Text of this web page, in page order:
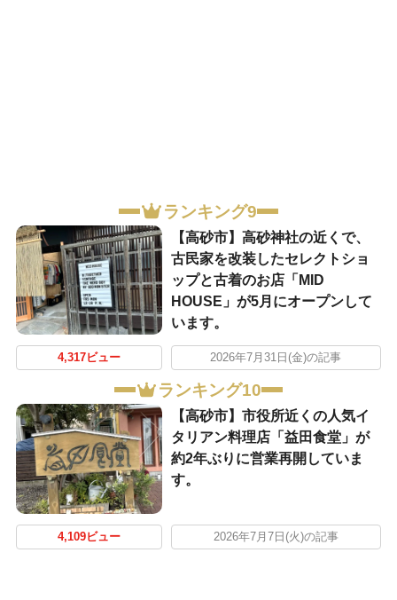
ランキング9
【高砂市】高砂神社の近くで、
古民家を改装したセレクトショ
ップと古着のお店「MID
HOUSE」が5月にオープンして
います。
4,317ビュー 2026年7月31日(金)の記事
ランキング10
【高砂市】市役所近くの人気イ
タリアン料理店「益田食堂」が
約2年ぶりに営業再開していま
す。
4,109ビュー 2026年7月7日(火)の記事